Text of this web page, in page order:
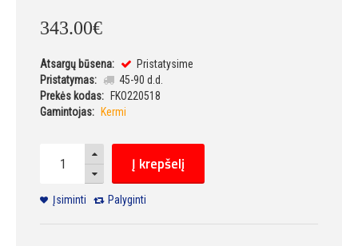
343.00€
Atsargų būsena:
Pristatysime
Pristatymas:
45-90 d.d.
Prekės kodas:
FKO220518
Gamintojas:
Kermi
Į krepšelį
Įsiminti Palyginti